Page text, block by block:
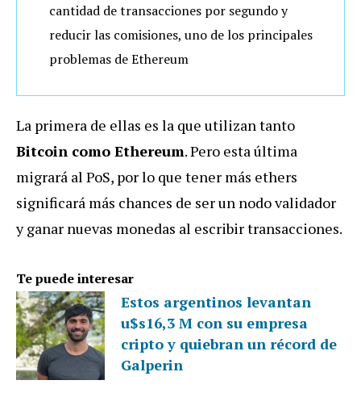
cantidad de transacciones por segundo y
reducir las comisiones, uno de los principales
problemas de Ethereum
La primera de ellas es la que utilizan tanto
Bitcoin como Ethereum. Pero esta última
migrará al PoS, por lo que tener más ethers
significará más chances de ser un nodo validador
y ganar nuevas monedas al escribir transacciones.
Te puede interesar
Estos argentinos levantan
u$s16,3 M con su empresa
cripto y quiebran un récord de
Galperin